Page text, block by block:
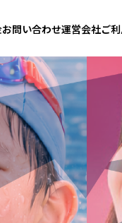
お問い合わせ運営会社ご